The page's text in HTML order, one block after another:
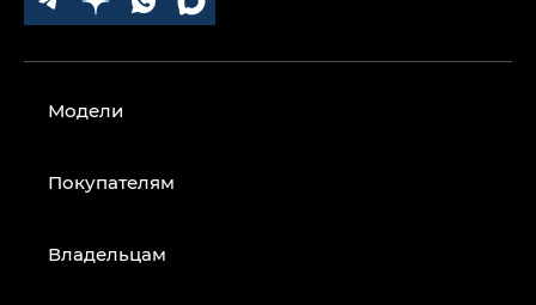
Модели
Покупателям
Владельцам